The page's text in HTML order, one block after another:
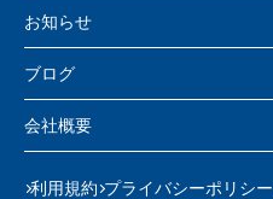
お知らせ
ブログ
会社概要
利用規約 プライバシーポリシー